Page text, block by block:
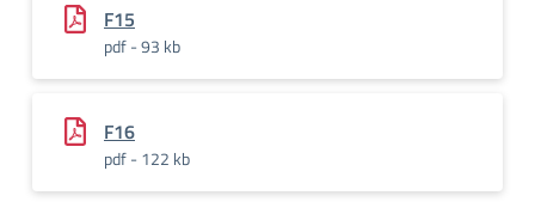
F15
pdf - 93 kb
F16
pdf - 122 kb